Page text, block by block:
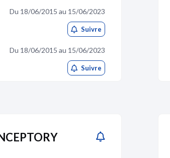
Du 18/06/2015 au 15/06/2023
Suivre
Du 18/06/2015 au 15/06/2023
Suivre